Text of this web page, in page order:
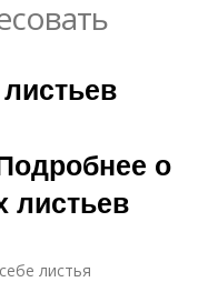
о
листьев
листья